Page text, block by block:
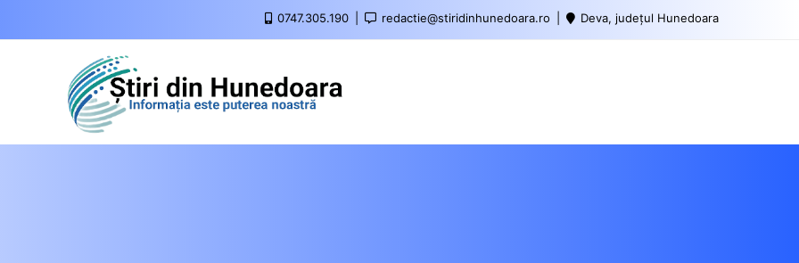
0747.305.190 redactie@stiridinhunedoara.ro Deva, județul Hunedoara